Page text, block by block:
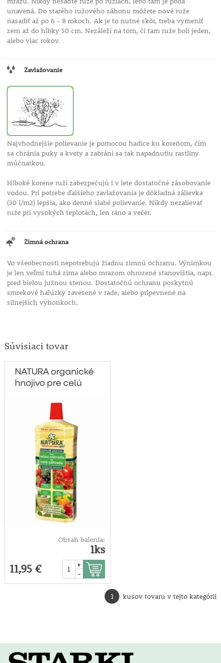
unavená. Do starého ružového záhonu môžete nové ruže
nasadiť až po 6 - 8 rokoch. Ak je to nutné skôr, treba vymeniť
zem až do hĺbky 50 cm. Nezáleží na tom, či tam ruže boli jeden,
alebo viac rokov.
Zavlažovanie
Najvhodnejšie polievanie je pomocou hadice ku koreňom, čím
sa chránia puky a kvety a zabráni sa tak napadnutiu rastliny
múčnatkou.
Hlboké korene ruží zabezpečujú i v lete dostatočné zásobovanie
vodou. Pri potrebe ďalšieho zavlažovania je dôkladná zálievka
(30 l/m2) lepšia, ako denné slabé polievanie. Nikdy nezalievať
ruže pri vysokých teplotách, len ráno a večer.
Zimná ochrana
Vo všeobecnosti nepotrebujú žiadnu zimnú ochranu. Výnimkou
je len veľmi tuhá zima alebo mrazom ohrozené stanovištia, napr.
pred bielou južnou stenou. Dostatočnú ochranu poskytnú
smrekové halúzky zavesené v rade, alebo pripevnené na
silnejších výhonkoch.
Súvisiaci tovar
NATURA organické
hnojivo pre celú
Obsah balenia:
1ks
11,95 €
+
-
1 kusov tovaru v tejto kategórii